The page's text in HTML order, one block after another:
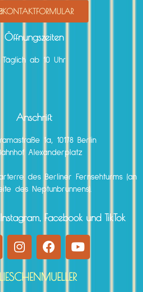
KONTAKTFORMULAR
Öffnungszeiten
Täglich ab 10 Uhr
Anschrift
1a, 10178 Berlin
Alexanderplatz
des Berliner Fernsehturms (an
des Neptunbrunnens).
Facebook und TikTok